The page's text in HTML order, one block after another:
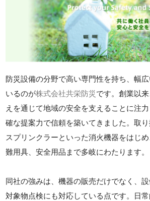
防災設備の分野で高い専門性を持ち、幅
いるのが株式会社共栄防災です。創業以
えを通じて地域の安全を支えることに注
確な提案力で信頼を築いてきました。取
スプリンクラーといった消火機器をはじ
難用具、安全用品まで多岐にわたります。
同社の強みは、機器の販売だけでなく、
対象物点検にも対応している点です。日